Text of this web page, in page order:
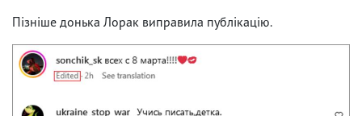
Пізніше донька Лорак виправила публікацію.